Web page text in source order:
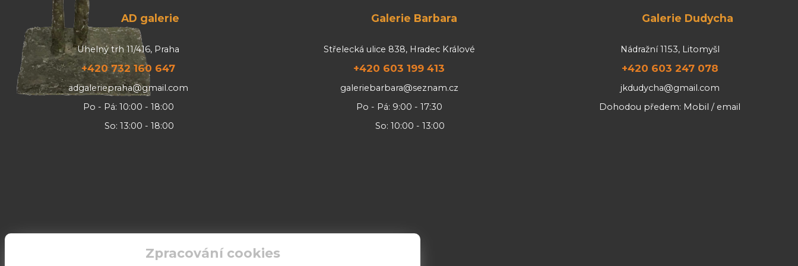
AD galerie
Uhelný trh 11/416, Praha
+420 732 160 647
adgaleriepraha@gmail.com
Po - Pá: 10:00 - 18:00
So: 13:00 - 18:00
Galerie Barbara
Střelecká ulice 838, Hradec Králové
+420 603 199 413
galeriebarbara@seznam.cz
Po - Pá: 9:00 - 17:30
So: 10:00 - 13:00
Galerie Dudycha
Nádražní 1153, Litomyšl
+420 603 247 078
jkdudycha@gmail.com
Dohodou předem: Mobil / email
Zpracování cookies